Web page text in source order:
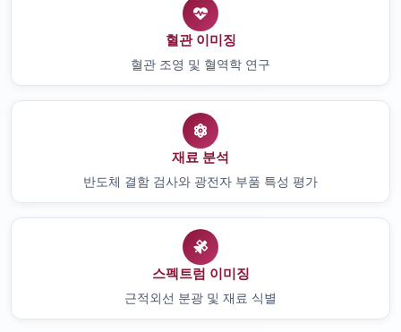
혈관 이미징
혈관 조영 및 혈역학 연구
재료 분석
반도체 결함 검사와 광전자 부품 특성 평가
스펙트럼 이미징
근적외선 분광 및 재료 식별